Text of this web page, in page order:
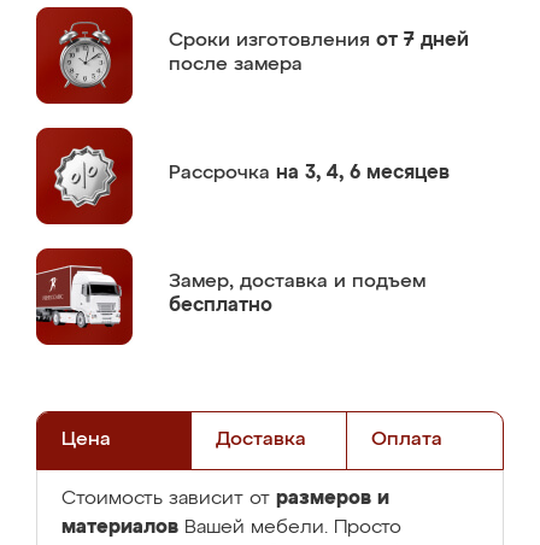
Сроки изготовления от 7 дней
после замера
Рассрочка на 3, 4, 6 месяцев
Замер, доставка и подъем
бесплатно
Цена Доставка Оплата
Стоимость зависит от размеров и
материалов Вашей мебели. Просто